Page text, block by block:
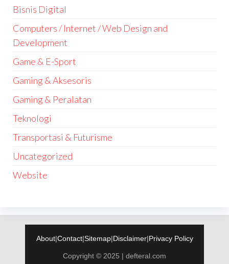
Bisnis Digital
Computers / Internet / Web Design and
Development
Game & E-Sport
Gaming & Aksesoris
Gaming & Peralatan
Teknologi
Transportasi & Futurisme
Uncategorized
Website
About|Contact|Sitemap|Disclaimer|Privacy Policy
Copyright © 2025 | defteral.com